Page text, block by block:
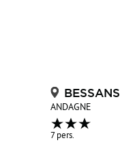
BESSANS
ANDAGNE
7 pers.